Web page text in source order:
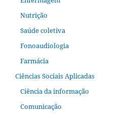
Nutrição
Saúde coletiva
Fonoaudiologia
Farmácia
Ciências Sociais Aplicadas
Ciência da informação
Comunicação